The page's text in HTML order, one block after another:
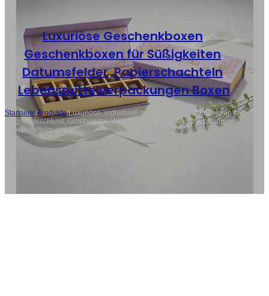
Luxuriöse Geschenkboxen
Geschenkboxen für Süßigkeiten,
Datumsfelder,Papierschachteln,
Lebensmittelverpackungen Boxen
Startseite/Produkte/Luxuriöse, individuell gestaltbare Geschenkboxen mit
Magnetverschluss, Großhandel: Verpackungsboxen für Schokolade in
Lebensmittelqualität